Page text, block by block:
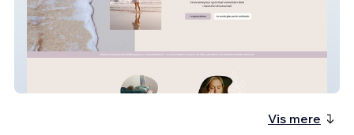
Vis mere